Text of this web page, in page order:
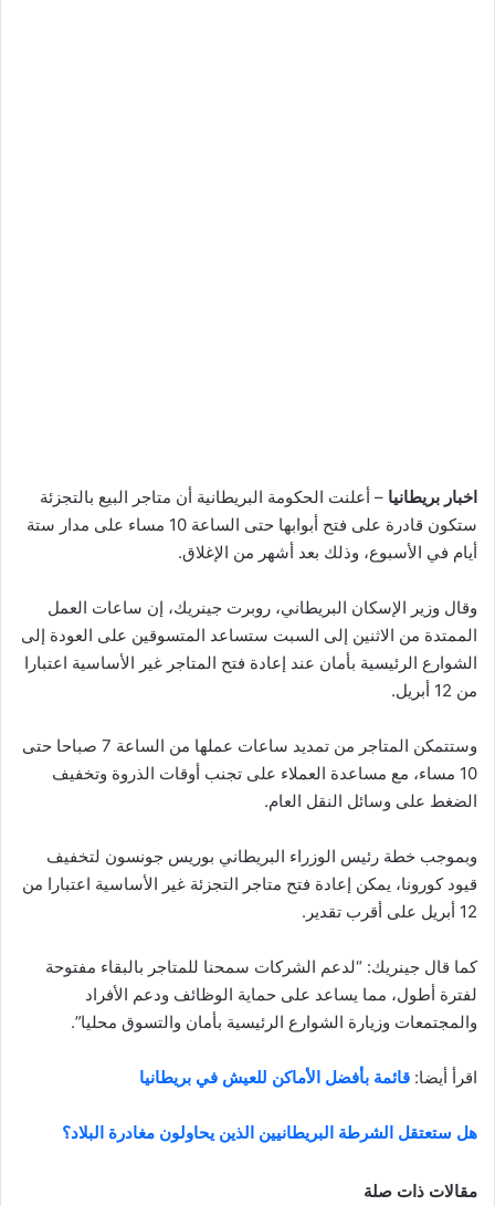
اخبار بريطانيا – أعلنت الحكومة البريطانية أن متاجر البيع بالتجزئة
ستكون قادرة على فتح أبوابها حتى الساعة 10 مساء على مدار ستة
أيام في الأسبوع، وذلك بعد أشهر من الإغلاق.
وقال وزير الإسكان البريطاني، روبرت جينريك، إن ساعات العمل
الممتدة من الاثنين إلى السبت ستساعد المتسوقين على العودة إلى
الشوارع الرئيسية بأمان عند إعادة فتح المتاجر غير الأساسية اعتبارا
من 12 أبريل.
وستتمكن المتاجر من تمديد ساعات عملها من الساعة 7 صباحا حتى
10 مساء، مع مساعدة العملاء على تجنب أوقات الذروة وتخفيف
الضغط على وسائل النقل العام.
وبموجب خطة رئيس الوزراء البريطاني بوريس جونسون لتخفيف
قيود كورونا، يمكن إعادة فتح متاجر التجزئة غير الأساسية اعتبارا من
12 أبريل على أقرب تقدير.
كما قال جينريك: “لدعم الشركات سمحنا للمتاجر بالبقاء مفتوحة
لفترة أطول، مما يساعد على حماية الوظائف ودعم الأفراد
والمجتمعات وزيارة الشوارع الرئيسية بأمان والتسوق محليا”.
اقرأ أيضا: قائمة بأفضل الأماكن للعيش في بريطانيا
هل ستعتقل الشرطة البريطانيين الذين يحاولون مغادرة البلاد؟
مقالات ذات صلة